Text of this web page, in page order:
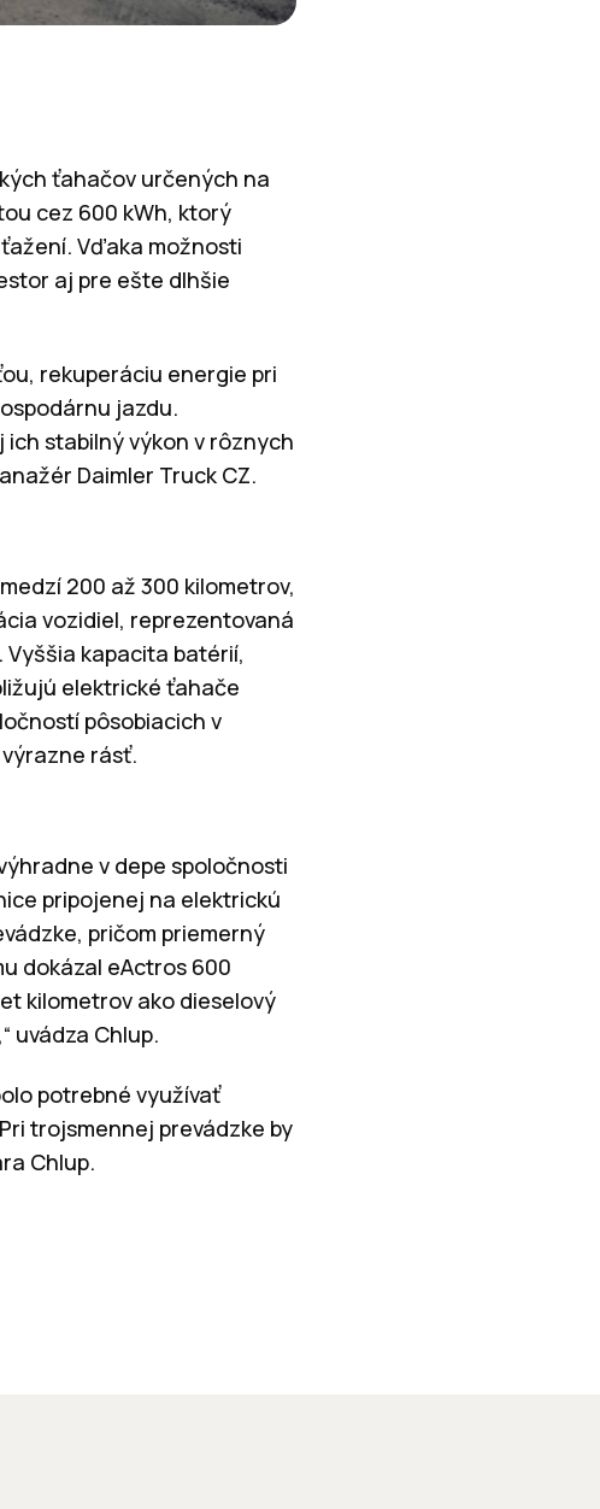
ťahačov určených na
cez 600 kWh, ktorý
Vďaka možnosti
aj pre ešte dlhšie
rekuperáciu energie pri
jazdu.
stabilný výkon v rôznych
Daimler Truck CZ.
200 až 300 kilometrov,
vozidiel, reprezentovaná
kapacita batérií,
elektrické ťahače
pôsobiacich v
rásť.
v depe spoločnosti
pripojenej na elektrickú
pričom priemerný
dokázal eActros 600
kilometrov ako dieselový
uvádza Chlup.
potrebné využívať
trojsmennej prevádzke by
Chlup.